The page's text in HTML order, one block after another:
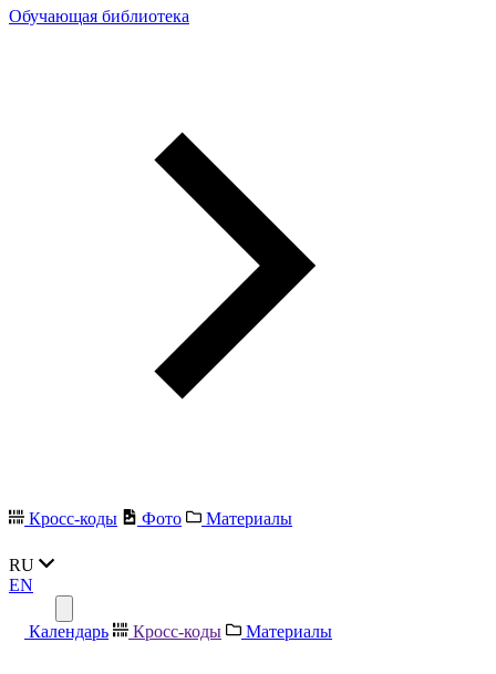
Обучающая библиотека
Кросс-коды Фото Материалы
RU
EN
Календарь Кросс-коды Материалы